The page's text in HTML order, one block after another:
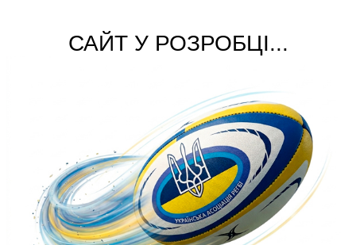
САЙТ У РОЗРОБЦІ...